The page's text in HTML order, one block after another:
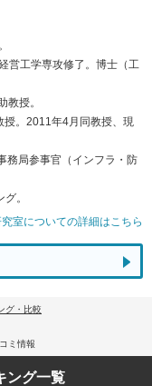
営工学専攻修了。博士（工
授。
授。2011年4月同教授、現
務局参事官（インフラ・防
。
室についての詳細はこちら
グ・比較
ミ情報
ング一覧